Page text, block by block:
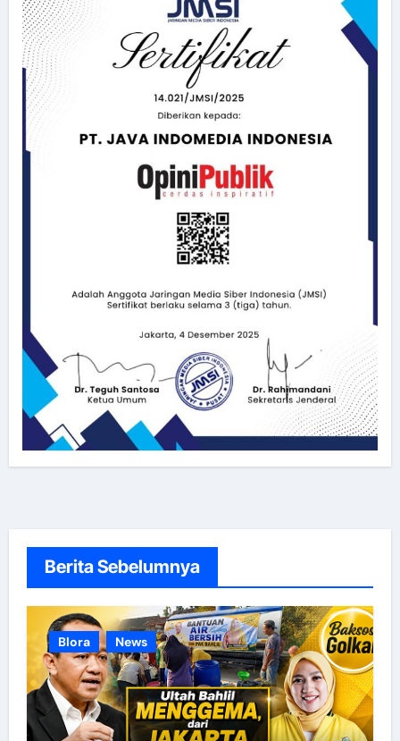
Berita Sebelumnya
Blora News